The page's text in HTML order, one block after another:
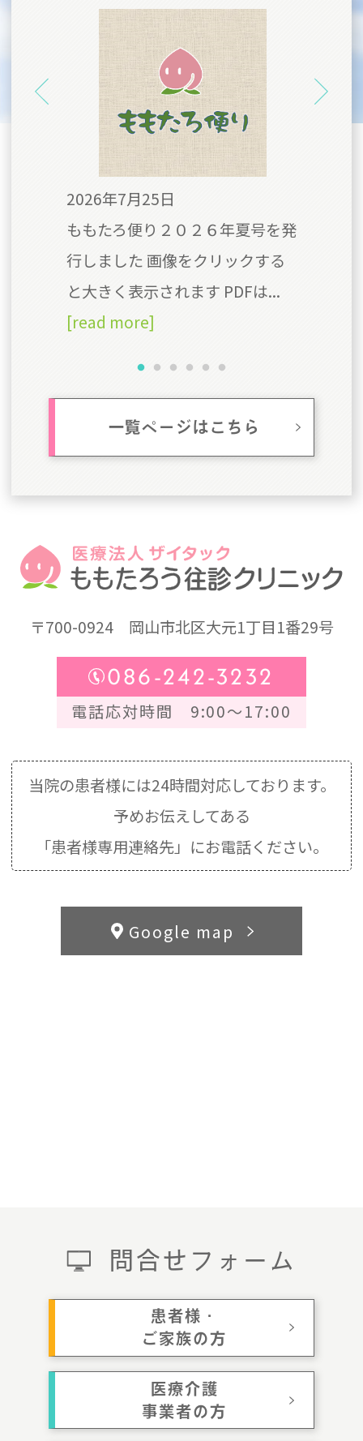
2026年7月25日
ももたろ便り２０２６年夏号を発
行しました 画像をクリックする
と大きく表示されます PDFは...
[read more]
一覧ページはこちら
〒700-0924岡山市北区大元1丁目1番29号
086-242-3232
電話応対時間 9:00～17:00
当院の患者様には24時間対応しております。
予めお伝えしてある
「患者様専用連絡先」にお電話ください。
問合せフォーム
患者様・
ご家族の方
医療介護
事業者の方
Google map